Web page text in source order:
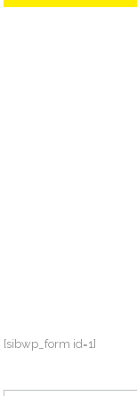
[sibwp_form id=1]